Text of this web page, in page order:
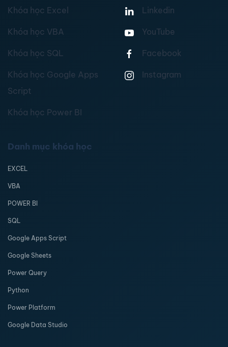
Khóa học Excel
Khóa học VBA
Khóa học SQL
Khóa học Google Apps
Script
Khóa học Power BI
Linkedin
YouTube
Facebook
Instagram
Danh mục khóa học
EXCEL
VBA
POWER BI
SQL
Google Apps Script
Google Sheets
Power Query
Python
Power Platform
Google Data Studio